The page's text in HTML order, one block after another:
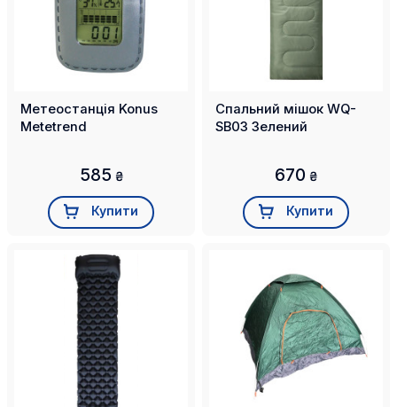
Метеостанція Konus
Metetrend
585 ₴
Купити
Спальний мішок WQ-
SB03 Зелений
670 ₴
Купити